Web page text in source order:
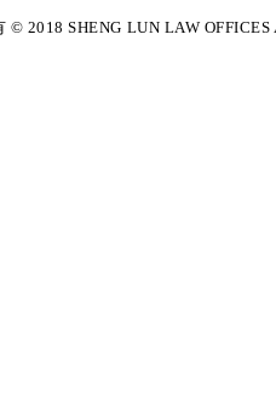
© 2018 SHENG LUN LAW